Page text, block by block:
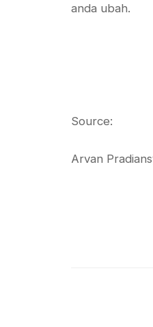
anda ubah.
Source:
Arvan